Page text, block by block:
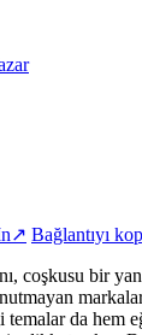
↗ Bağlantıyı
coşkusu bir
da hem